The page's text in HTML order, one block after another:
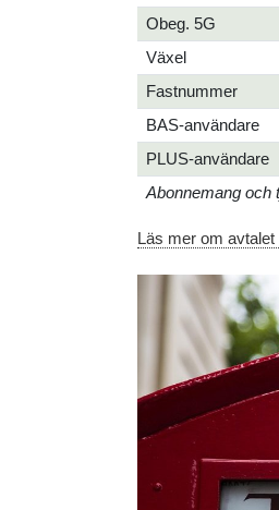
Obeg. 5G
Växel
Fastnummer
BAS-användare
PLUS-användare
Abonnemang och
Läs mer om